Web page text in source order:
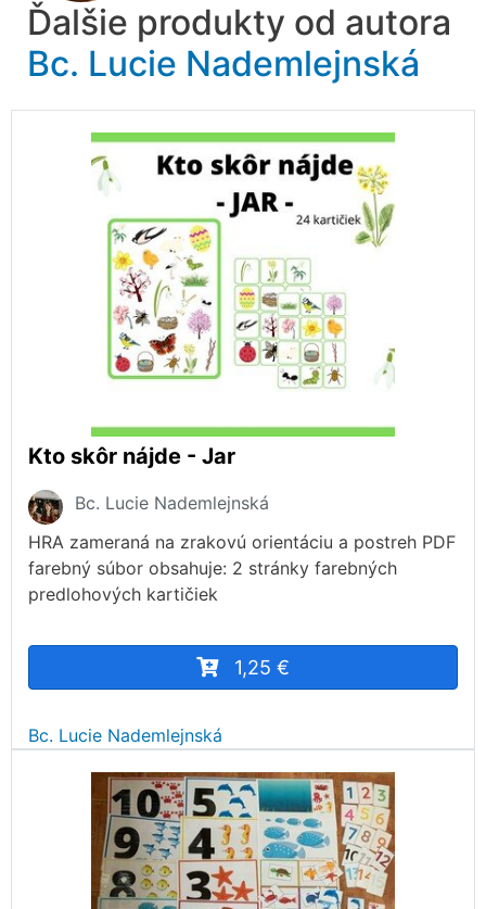
Ďalšie produkty od autora
Bc. Lucie Nademlejnská
Kto skôr nájde - Jar
Bc. Lucie Nademlejnská
HRA zameraná na zrakovú orientáciu a postreh PDF
farebný súbor obsahuje: 2 stránky farebných
predlohových kartičiek
1,25 €
Bc. Lucie Nademlejnská